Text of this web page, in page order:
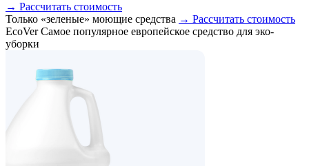
→ Рассчитать стоимость
Только «зеленые» моющие средства → Рассчитать стоимость
EcoVer Самое популярное европейское средство для эко-
уборки